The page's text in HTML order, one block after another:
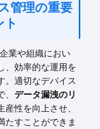
管理の重要
ト
業や組織におい
、効率的な運用を
。適切なデバイス
データ漏洩のリ
性を向上させ、
たすことができま